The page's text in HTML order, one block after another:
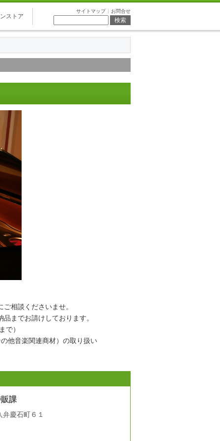
ストア
お問合せ
サイトマップ
相談くださいませ。
までお請けしております。
で）
他音楽関連商材）の取り扱い
課
慶石町６１